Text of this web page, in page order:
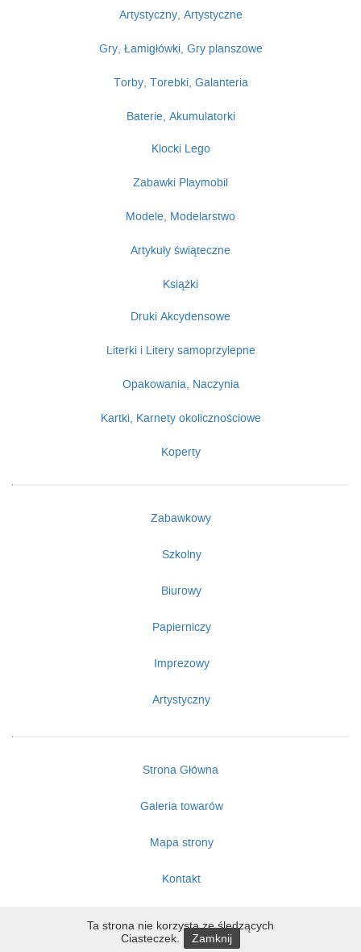
Artystyczny, Artystyczne
Gry, Łamigłówki, Gry planszowe
Torby, Torebki, Galanteria
Baterie, Akumulatorki
Klocki Lego
Zabawki Playmobil
Modele, Modelarstwo
Artykuły świąteczne
Książki
Druki Akcydensowe
Literki i Litery samoprzylepne
Opakowania, Naczynia
Kartki, Karnety okolicznościowe
Koperty
Zabawkowy
Szkolny
Biurowy
Papierniczy
Imprezowy
Artystyczny
Strona Główna
Galeria towarów
Mapa strony
Kontakt
Sklep ELF2011 - 2026 | Wykonano przez
Ta strona nie korzysta ze śledzących
Ciasteczek.
Zamknij